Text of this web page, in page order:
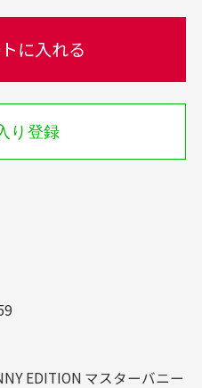
に入れる
り登録
EDITION マスターバニー